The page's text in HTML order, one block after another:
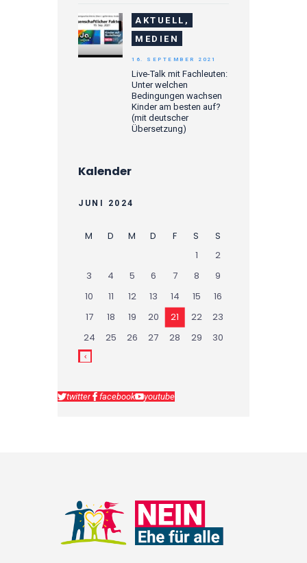
AKTUELL,
MEDIEN
Live-Talk mit Fachleuten:
Unter welchen
Bedingungen wachsen
Kinder am besten auf?
(mit deutscher
Übersetzung)
16. SEPTEMBER 2021
Kalender
JUNI 2024
M D M D F S
S
1
2
3
4 5 6 7 8
9
10
11 12 13 14 15
16
17
18 19 20 21 22
23
24
25 26 27 28 29 30
twitter facebook youtube